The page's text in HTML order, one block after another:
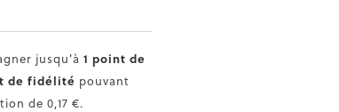
jusqu'à 1 point de
de fidélité pouvant
de 0,17 €.